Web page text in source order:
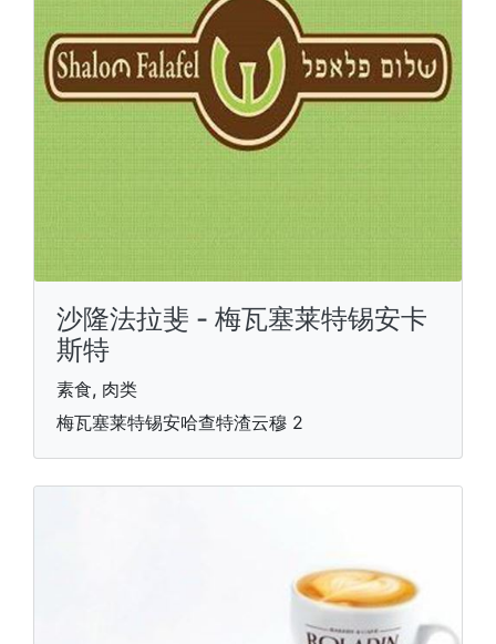
沙隆法拉斐 - 梅瓦塞莱特锡安卡
斯特
素食, 肉类
梅瓦塞莱特锡安哈查特渣云穆 2